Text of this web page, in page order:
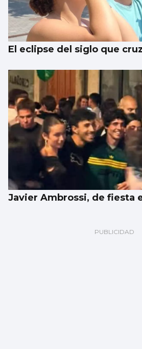
El eclipse del siglo que
Javier Ambrossi, de fiesta